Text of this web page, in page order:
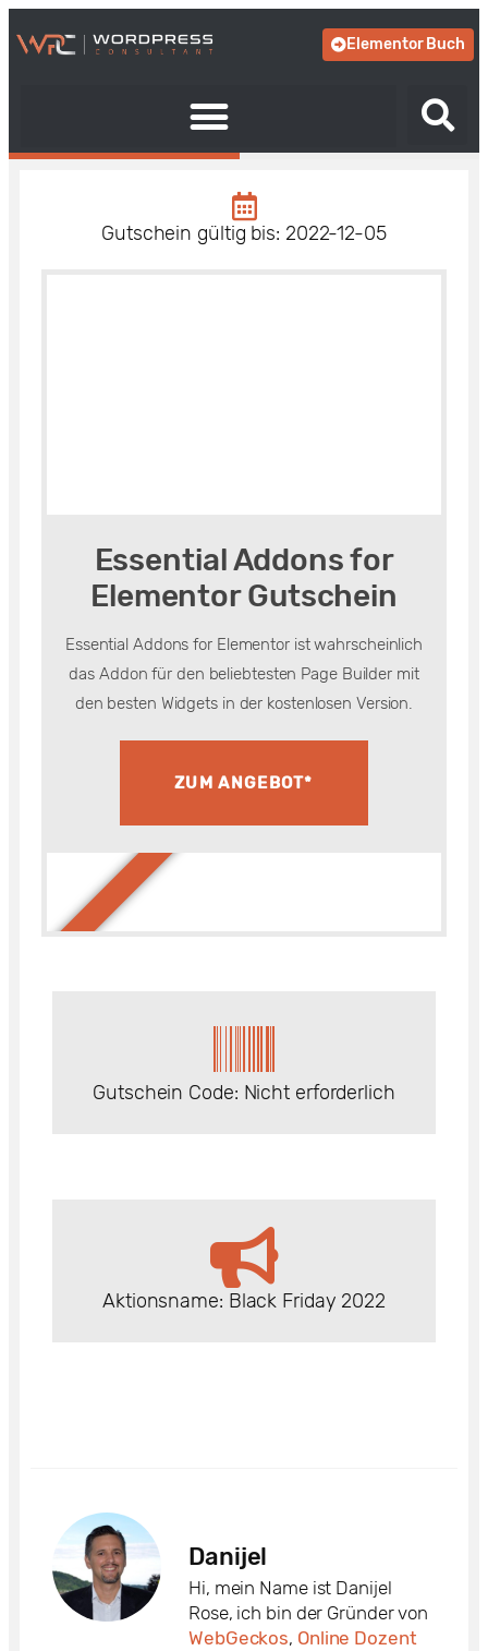
Elementor Buch
Gutschein gültig bis: 2022-12-05
Essential Addons for
Elementor Gutschein
Essential Addons for Elementor ist wahrscheinlich
das Addon für den beliebtesten Page Builder mit
den besten Widgets in der kostenlosen Version.
ZUM ANGEBOT*
Gutschein Code: Nicht erforderlich
Aktionsname: Black Friday 2022
Danijel
Hi, mein Name ist Danijel
Rose, ich bin der Gründer von
WebGeckos, Online Dozent